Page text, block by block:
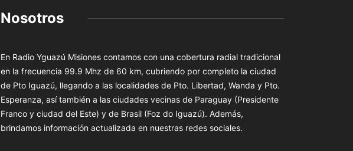
Nosotros
En Radio Yguazú Misiones contamos con una cobertura radial tradicional
en la frecuencia 99.9 Mhz de 60 km, cubriendo por completo la ciudad
de Pto Iguazú, llegando a las localidades de Pto. Libertad, Wanda y Pto.
Esperanza, así también a las ciudades vecinas de Paraguay (Presidente
Franco y ciudad del Este) y de Brasil (Foz do Iguazú). Además,
brindamos información actualizada en nuestras redes sociales.